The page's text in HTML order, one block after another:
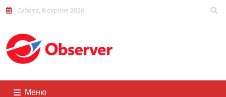
Субота, 8 серпня 2026
Меню